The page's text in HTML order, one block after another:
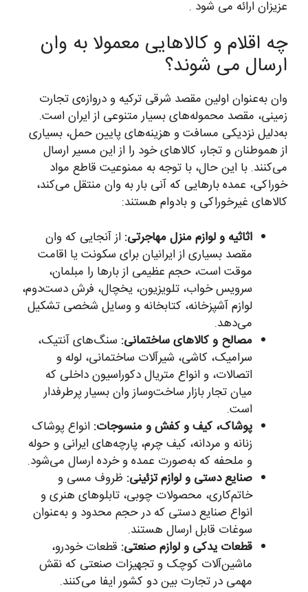
عزیزان ارائه می شود .
چه اقلام و کالاهایی معمولا به وان
ارسال می شوند؟
وان به‌عنوان اولین مقصد شرقی ترکیه و دروازه‌ی تجارت
زمینی، مقصد محموله‌های بسیار متنوعی از ایران است.
به‌دلیل نزدیکی مسافت و هزینه‌های پایین حمل، بسیاری
از هموطنان و تجار، کالاهای خود را از این مسیر ارسال
می‌کنند. با این حال، با توجه به ممنوعیت قاطع مواد
خوراکی، عمده بارهایی که آنی بار به وان منتقل می‌کند،
کالاهای غیرخوراکی و بادوام هستند:
اثاثیه و لوازم منزل مهاجرتی: از آنجایی که وان
مقصد بسیاری از ایرانیان برای سکونت یا اقامت
موقت است، حجم عظیمی از بارها را مبلمان،
سرویس خواب، تلویزیون، یخچال، فرش دست‌دوم،
لوازم آشپزخانه، کتابخانه و وسایل شخصی تشکیل
می‌دهد.
مصالح و کالاهای ساختمانی: سنگ‌های آنتیک،
سرامیک، کاشی، شیرآلات ساختمانی، لوله و
اتصالات، و انواع متریال دکوراسیون داخلی که
میان تجار بازار ساخت‌وساز وان بسیار پرطرفدار
است.
پوشاک، کیف و کفش و منسوجات: انواع پوشاک
زنانه و مردانه، کیف چرم، پارچه‌های ایرانی و حوله
و ملحفه که به‌صورت عمده و خرده ارسال می‌شود.
صنایع دستی و لوازم تزئینی: ظروف مسی و
خاتم‌کاری، محصولات چوبی، تابلوهای هنری و
انواع صنایع دستی که در حجم محدود و به‌عنوان
سوغات قابل ارسال هستند.
قطعات یدکی و لوازم صنعتی: قطعات خودرو،
ماشین‌آلات کوچک و تجهیزات صنعتی که نقش
مهمی در تجارت بین دو کشور ایفا می‌کنند.